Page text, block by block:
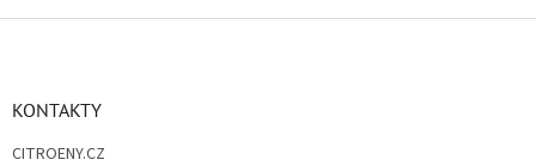
KONTAKTY
CITROENY.CZ